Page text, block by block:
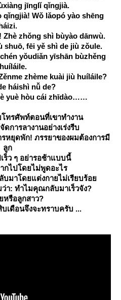
jīnglǐ qǐngjià.
qǐngjià! Wǒ lǎopó yào shēng
zhǒng shì bùyào dānwù.
shuō, fēi yě shì de jiù zǒule.
yǒudiǎn yīshān bùzhěng
zhème kuài jiù huíláile?
háishì nǚ de?
yuè hòu cái zhīdào
โทรศัพท์ตอนที่เขาทำงาน
ดการลางานอย่างเร่งรีบ
หยุดพัก! ภรรยาของผมต้องการมี
ลูก
ร็ว ๆ อย่ารอช้าแบบนี้
กไปโดยไม่พูดอะไร
บมาโดยแต่งกายไม่เรียบร้อ
ว่า: ทำไมคุณกลับมาเร็วจัง?
หรือลูกสาว?
บเดือนจึงจะทราบครับ ...